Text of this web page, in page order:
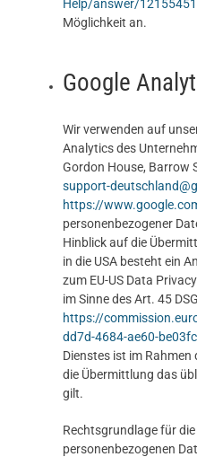
Help/answer/
Möglichkeit an.
Google
Wir verwenden auf
Analytics des
Gordon House, Barrow
support-
https://
personenbezogener
Hinblick auf die
in die USA besteht ein
zum EU-US Data
im Sinne des Art. 45
https://
dd7d-4684-ae60-
Dienstes ist im
die Übermittlung das
gilt.
Rechtsgrundlage für
personenbezogenen